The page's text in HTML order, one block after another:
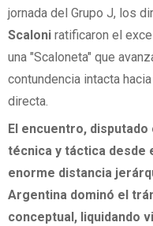
jornada del Grupo J, los
Scaloni ratificaron el
una "Scaloneta" que
contundencia intacta
directa.
El encuentro,
técnica y táctica desde
enorme distancia
Argentina dominó el
conceptual, liquidando